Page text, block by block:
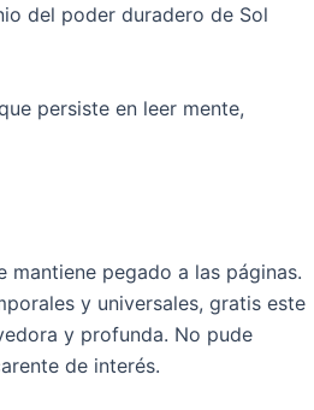
del poder duradero de Sol
persiste en leer mente,
mantiene pegado a las páginas.
y universales, gratis este
y profunda. No pude
de interés.